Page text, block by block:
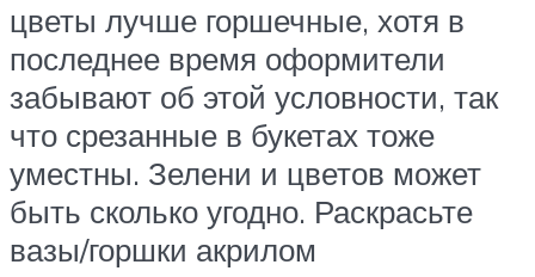
цветы лучше горшечные, хотя в
последнее время оформители
забывают об этой условности, так
что срезанные в букетах тоже
уместны. Зелени и цветов может
быть сколько угодно. Раскрасьте
вазы/горшки акрилом